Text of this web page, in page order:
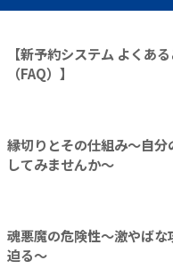
【新予約システム よくあ
（FAQ）】
縁切りとその仕組み～自分
してみませんか～
魂悪魔の危険性～激やばな
迫る～